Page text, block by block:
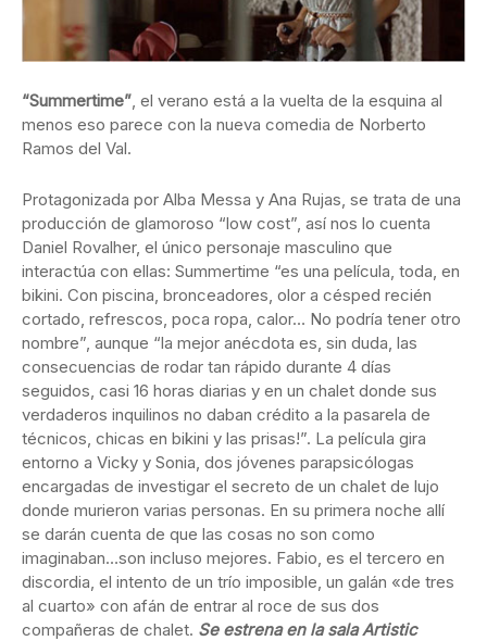
“Summertime” , el verano está a la vuelta de la esquina al
menos eso parece con la nueva comedia de Norberto
Ramos del Val.
Protagonizada por Alba Messa y Ana Rujas, se trata de una
producción de glamoroso “low cost”, así nos lo cuenta
Daniel Rovalher, el único personaje masculino que
interactúa con ellas: Summertime “es una película, toda, en
bikini. Con piscina, bronceadores, olor a césped recién
cortado, refrescos, poca ropa, calor… No podría tener otro
nombre”, aunque “la mejor anécdota es, sin duda, las
consecuencias de rodar tan rápido durante 4 días
seguidos, casi 16 horas diarias y en un chalet donde sus
verdaderos inquilinos no daban crédito a la pasarela de
técnicos, chicas en bikini y las prisas!”. La película gira
entorno a Vicky y Sonia, dos jóvenes parapsicólogas
encargadas de investigar el secreto de un chalet de lujo
donde murieron varias personas. En su primera noche allí
se darán cuenta de que las cosas no son como
imaginaban…son incluso mejores. Fabio, es el tercero en
discordia, el intento de un trío imposible, un galán «de tres
al cuarto» con afán de entrar al roce de sus dos
compañeras de chalet. Se estrena en la sala Artistic